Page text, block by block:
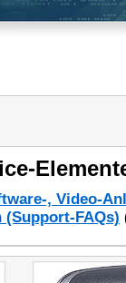
, Video-
(Support-FAQs)